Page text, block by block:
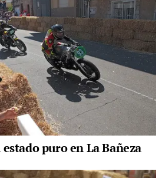
puro en La Bañeza